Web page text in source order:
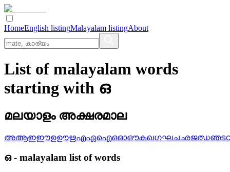
HomeEnglish listingMalayalam listingAbout
List of malayalam words
starting with ഒ
മലയാളം അക്ഷരമാല
അആഇഈഉഊഋഎഏഐഒഓഔകഖഗഘചഛജഝഞട
ഒ- malayalam list of words